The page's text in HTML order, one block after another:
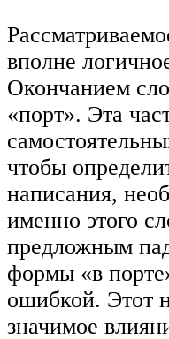
вполне
Окончанием
«порт». Эта
чтобы
написания,
именно этого
предложным
формы «в
ошибкой. Этот
значимое